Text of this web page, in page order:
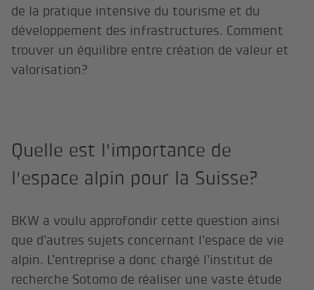
de la pratique intensive du tourisme et du
développement des infrastructures. Comment
trouver un équilibre entre création de valeur et
valorisation?
Quelle est l'importance de
l'espace alpin pour la Suisse?
BKW a voulu approfondir cette question ainsi
que d’autres sujets concernant l’espace de vie
alpin. L’entreprise a donc chargé l’institut de
recherche Sotomo de réaliser une vaste étude